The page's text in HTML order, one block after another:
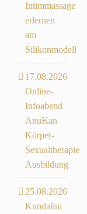
Intimmassage
erlernen
am
Silikonmodell
17.08.2026
Online-
Infoabend
AnuKan
Körper-
Sexualtherapie
Ausbildung
25.08.2026
Kundalini